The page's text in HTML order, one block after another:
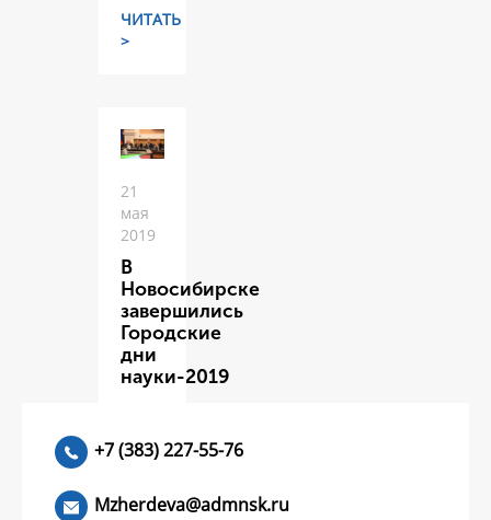
ЧИТАТЬ
>
21
мая
2019
В
Новосибирске
завершились
Городские
дни
науки-2019
+7 (383) 227-55-76
Mzherdeva@admnsk.ru